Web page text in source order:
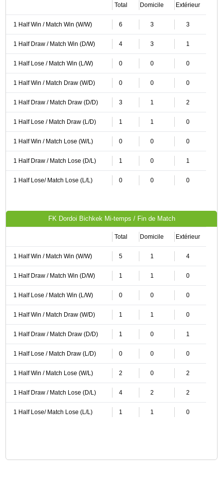
Total Domicile Extérieur
1 Half Win / Match Win (W/W) 6 3 3
1 Half Draw / Match Win (D/W) 4 3 1
1 Half Lose / Match Win (L/W) 0 0 0
1 Half Win / Match Draw (W/D) 0 0 0
1 Half Draw / Match Draw (D/D) 3 1 2
1 Half Lose / Match Draw (L/D) 1 1 0
1 Half Win / Match Lose (W/L) 0 0 0
1 Half Draw / Match Lose (D/L) 1 0 1
1 Half Lose/ Match Lose (L/L) 0 0 0
FK Dordoi Bichkek Mi-temps / Fin de Match
Total Domicile Extérieur
1 Half Win / Match Win (W/W) 5 1 4
1 Half Draw / Match Win (D/W) 1 1 0
1 Half Lose / Match Win (L/W) 0 0 0
1 Half Win / Match Draw (W/D) 1 1 0
1 Half Draw / Match Draw (D/D) 1 0 1
1 Half Lose / Match Draw (L/D) 0 0 0
1 Half Win / Match Lose (W/L) 2 0 2
1 Half Draw / Match Lose (D/L) 4 2 2
1 Half Lose/ Match Lose (L/L) 1 1 0